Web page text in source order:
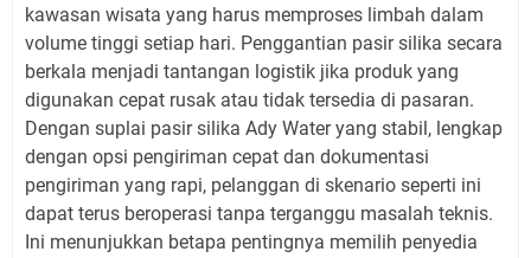
kawasan wisata yang harus memproses limbah dalam
volume tinggi setiap hari. Penggantian pasir silika secara
berkala menjadi tantangan logistik jika produk yang
digunakan cepat rusak atau tidak tersedia di pasaran.
Dengan suplai pasir silika Ady Water yang stabil, lengkap
dengan opsi pengiriman cepat dan dokumentasi
pengiriman yang rapi, pelanggan di skenario seperti ini
dapat terus beroperasi tanpa terganggu masalah teknis.
Ini menunjukkan betapa pentingnya memilih penyedia